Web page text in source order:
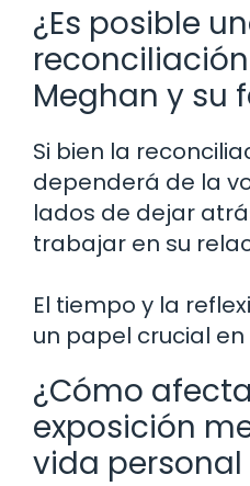
¿Es posible
Meghan y su
Si bien la
dependerá de la
lados de dejar
trabajar en su
El tiempo y la
un papel crucial
¿Cómo
exposición
vida